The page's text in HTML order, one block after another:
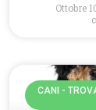
Ottobre
CANI -